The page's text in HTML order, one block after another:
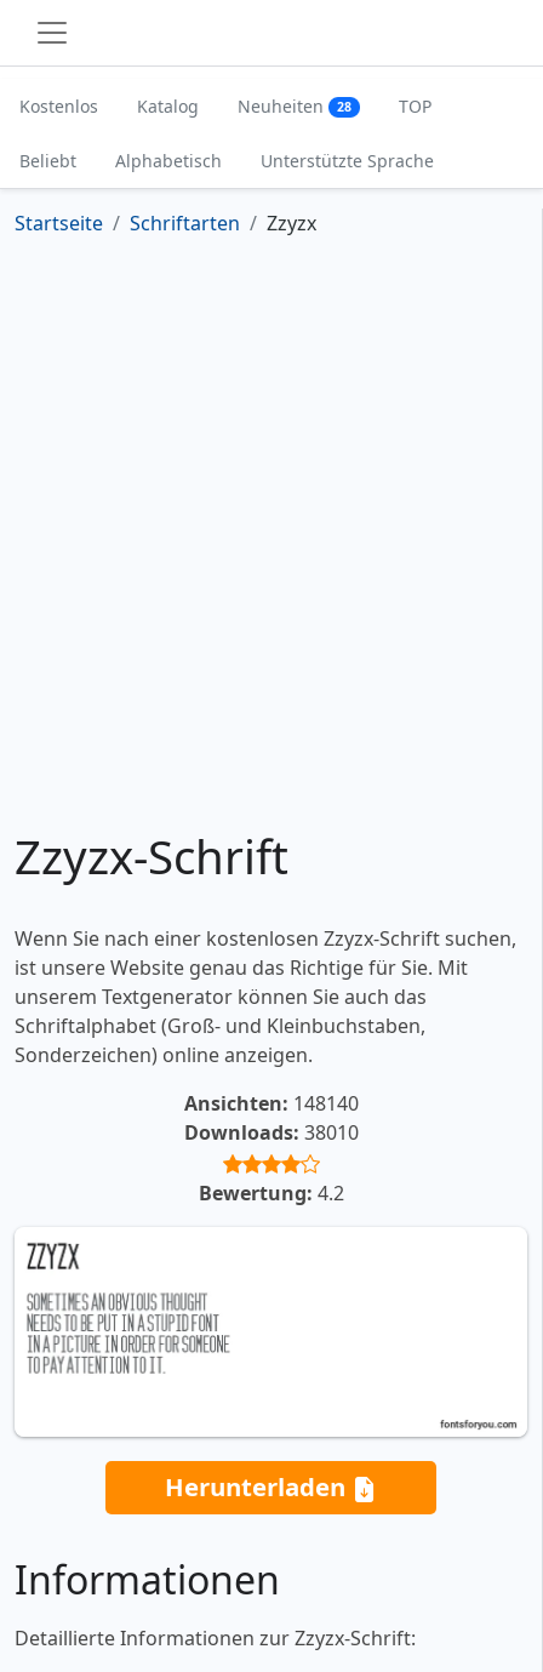
Kostenlos Katalog Neuheiten 28 TOP
Beliebt Alphabetisch Unterstützte Sprache
Startseite Schriftarten Zzyzx
Zzyzx-Schrift
Wenn Sie nach einer kostenlosen Zzyzx-Schrift suchen,
ist unsere Website genau das Richtige für Sie. Mit
unserem Textgenerator können Sie auch das
Schriftalphabet (Groß- und Kleinbuchstaben,
Sonderzeichen) online anzeigen.
Ansichten: 148140
Downloads: 38010
Bewertung: 4.2
Herunterladen
Informationen
Detaillierte Informationen zur Zzyzx-Schrift: